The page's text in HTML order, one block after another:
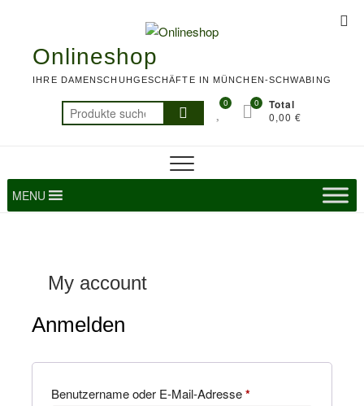
contentOnlineshop
IHRE DAMENSCHUHGESCHÄFTE IN MÜNCHEN-SCHWABING
Suchen
nach:
0 Total
0,00 €
0
MENU
My account
Anmelden
Benutzername oder E-Mail-Adresse*Erforderlich